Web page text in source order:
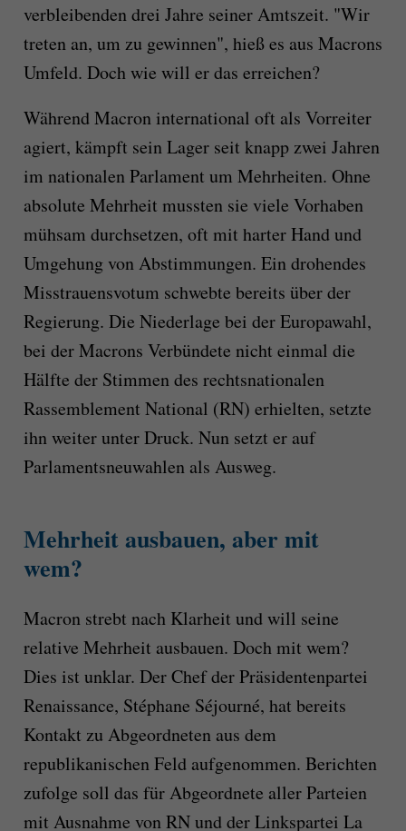
verbleibenden drei Jahre seiner Amtszeit. "Wir
treten an, um zu gewinnen", hieß es aus Macrons
Umfeld. Doch wie will er das erreichen?
Während Macron international oft als Vorreiter
agiert, kämpft sein Lager seit knapp zwei Jahren
im nationalen Parlament um Mehrheiten. Ohne
absolute Mehrheit mussten sie viele Vorhaben
mühsam durchsetzen, oft mit harter Hand und
Umgehung von Abstimmungen. Ein drohendes
Misstrauensvotum schwebte bereits über der
Regierung. Die Niederlage bei der Europawahl,
bei der Macrons Verbündete nicht einmal die
Hälfte der Stimmen des rechtsnationalen
Rassemblement National (RN) erhielten, setzte
ihn weiter unter Druck. Nun setzt er auf
Parlamentsneuwahlen als Ausweg.
Mehrheit ausbauen, aber mit
wem?
Macron strebt nach Klarheit und will seine
relative Mehrheit ausbauen. Doch mit wem?
Dies ist unklar. Der Chef der Präsidentenpartei
Renaissance, Stéphane Séjourné, hat bereits
Kontakt zu Abgeordneten aus dem
republikanischen Feld aufgenommen. Berichten
zufolge soll das für Abgeordnete aller Parteien
mit Ausnahme von RN und der Linkspartei La